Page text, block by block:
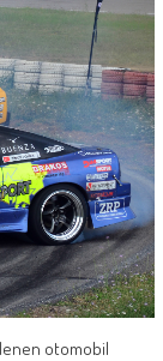
otomobil